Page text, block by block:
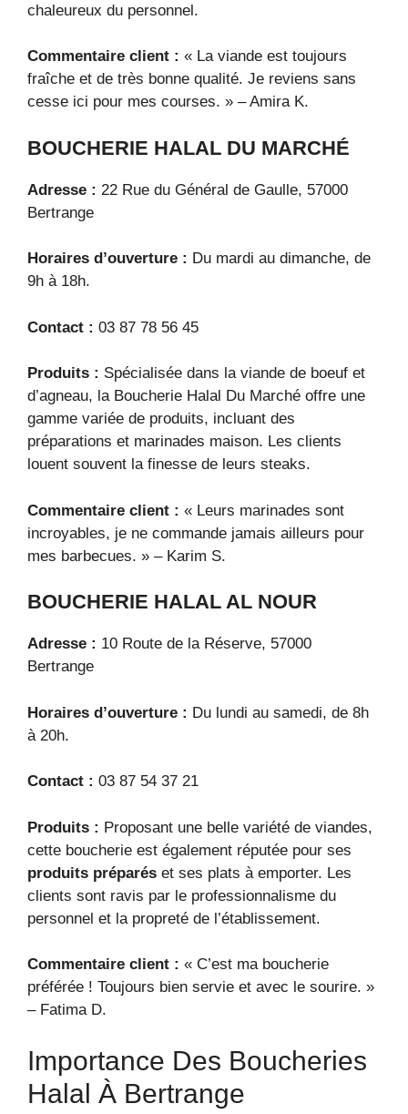
chaleureux du personnel.
Commentaire client : « La viande est toujours
fraîche et de très bonne qualité. Je reviens sans
cesse ici pour mes courses. » – Amira K.
BOUCHERIE HALAL DU MARCHÉ
Adresse : 22 Rue du Général de Gaulle, 57000
Bertrange
Horaires d’ouverture : Du mardi au dimanche, de
9h à 18h.
Contact : 03 87 78 56 45
Produits : Spécialisée dans la viande de boeuf et
d’agneau, la Boucherie Halal Du Marché offre une
gamme variée de produits, incluant des
préparations et marinades maison. Les clients
louent souvent la finesse de leurs steaks.
Commentaire client : « Leurs marinades sont
incroyables, je ne commande jamais ailleurs pour
mes barbecues. » – Karim S.
BOUCHERIE HALAL AL NOUR
Adresse : 10 Route de la Réserve, 57000
Bertrange
Horaires d’ouverture : Du lundi au samedi, de 8h
à 20h.
Contact : 03 87 54 37 21
Produits : Proposant une belle variété de viandes,
cette boucherie est également réputée pour ses
produits préparés et ses plats à emporter. Les
clients sont ravis par le professionnalisme du
personnel et la propreté de l’établissement.
Commentaire client : « C’est ma boucherie
préférée ! Toujours bien servie et avec le sourire. »
– Fatima D.
Importance Des Boucheries
Halal À Bertrange